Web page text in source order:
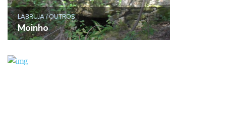
LABRUJA / OUTROS
Moinho